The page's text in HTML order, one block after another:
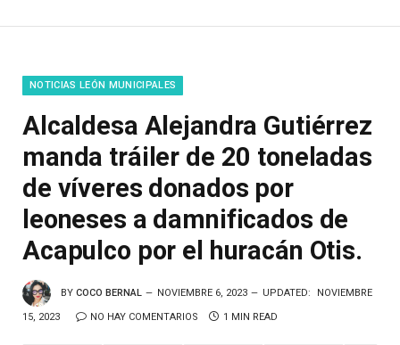
NOTICIAS LEÓN MUNICIPALES
Alcaldesa Alejandra Gutiérrez
manda tráiler de 20 toneladas
de víveres donados por
leoneses a damnificados de
Acapulco por el huracán Otis.
BY COCO BERNAL NOVIEMBRE 6, 2023 UPDATED: NOVIEMBRE
15, 2023 NO HAY COMENTARIOS 1 MIN READ